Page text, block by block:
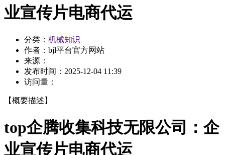
业宣传片电商代运
分类： 机械知识
作者：bjl平台官方网站
来源：
发布时间： 2025-12-04 11:39
访问量：
【概要描述】
top企腾收集科技无限公司：企
业宣传片电商代运